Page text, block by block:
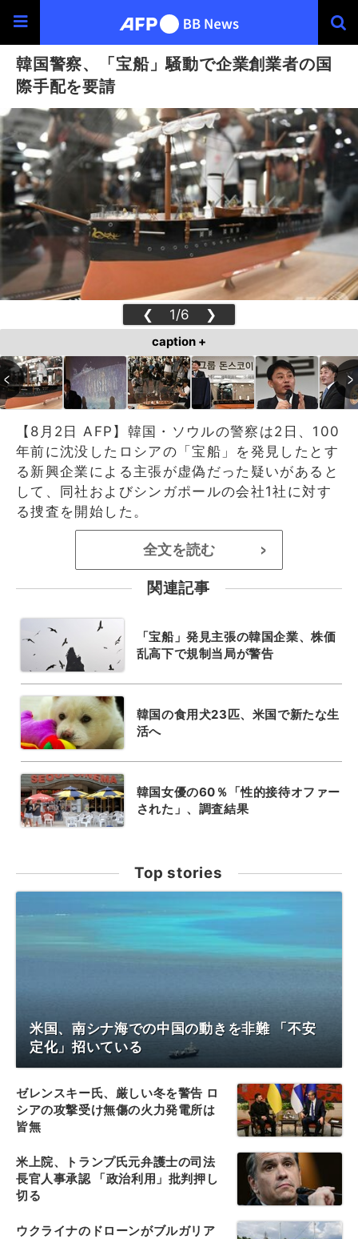
韓国警察、「宝船」騒動で企業創業者の国
際手配を要請
❮ 1/6 ❯
caption +
【8月2日 AFP】韓国・ソウルの警察は2日、100
年前に沈没したロシアの「宝船」を発見したとす
る新興企業による主張が虚偽だった疑いがあると
して、同社およびシンガポールの会社1社に対す
る捜査を開始した。
全文を読む >
関連記事
「宝船」発見主張の韓国企業、株価
乱高下で規制当局が警告
韓国の食用犬23匹、米国で新たな生
活へ
韓国女優の60％「性的接待オファー
された」、調査結果
Top stories
米国、南シナ海での中国の動きを非難 「不安
定化」招いている
ゼレンスキー氏、厳しい冬を警告 ロ
シアの攻撃受け無傷の火力発電所は
皆無
米上院、トランプ氏元弁護士の司法
長官人事承認 「政治利用」批判押し
切る
ウクライナのドローンがブルガリア